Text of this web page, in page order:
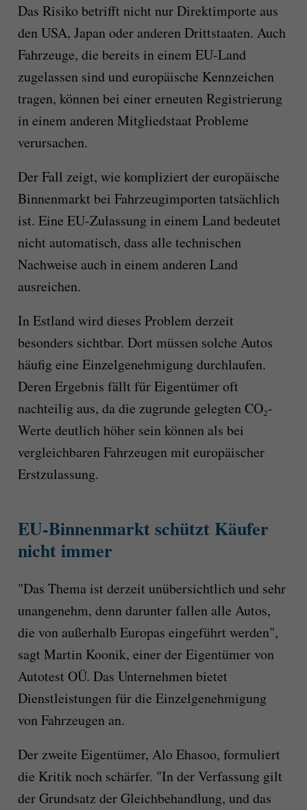
Das Risiko betrifft nicht nur Direktimporte aus
den USA, Japan oder anderen Drittstaaten. Auch
Fahrzeuge, die bereits in einem EU-Land
zugelassen sind und europäische Kennzeichen
tragen, können bei einer erneuten Registrierung
in einem anderen Mitgliedstaat Probleme
verursachen.
Der Fall zeigt, wie kompliziert der europäische
Binnenmarkt bei Fahrzeugimporten tatsächlich
ist. Eine EU-Zulassung in einem Land bedeutet
nicht automatisch, dass alle technischen
Nachweise auch in einem anderen Land
ausreichen.
In Estland wird dieses Problem derzeit
besonders sichtbar. Dort müssen solche Autos
häufig eine Einzelgenehmigung durchlaufen.
Deren Ergebnis fällt für Eigentümer oft
nachteilig aus, da die zugrunde gelegten CO₂-
Werte deutlich höher sein können als bei
vergleichbaren Fahrzeugen mit europäischer
Erstzulassung.
EU-Binnenmarkt schützt Käufer
nicht immer
"Das Thema ist derzeit unübersichtlich und sehr
unangenehm, denn darunter fallen alle Autos,
die von außerhalb Europas eingeführt werden",
sagt Martin Koonik, einer der Eigentümer von
Autotest OÜ. Das Unternehmen bietet
Dienstleistungen für die Einzelgenehmigung
von Fahrzeugen an.
Der zweite Eigentümer, Alo Ehasoo, formuliert
die Kritik noch schärfer. "In der Verfassung gilt
der Grundsatz der Gleichbehandlung, und das